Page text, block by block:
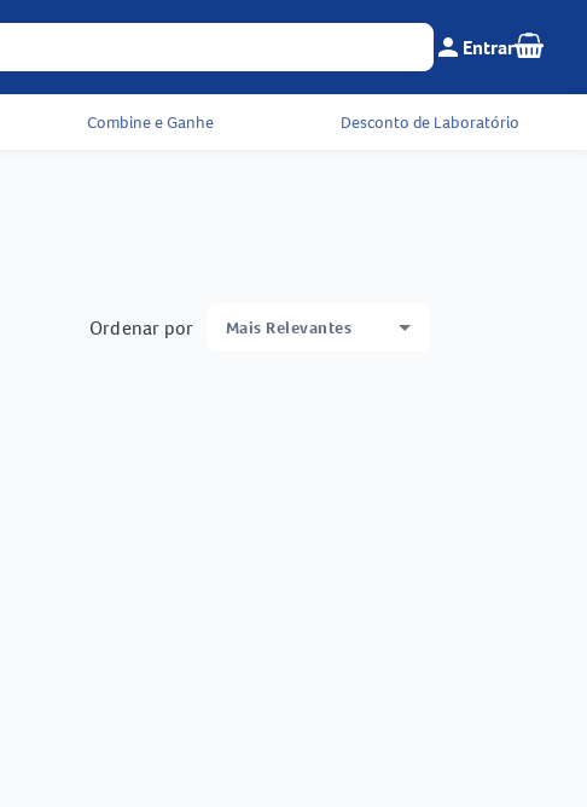
Menu do cliente e
person Entrar Seu
Combine e Ganhe Desconto de Laboratório
Ordenar por Mais Relevantes